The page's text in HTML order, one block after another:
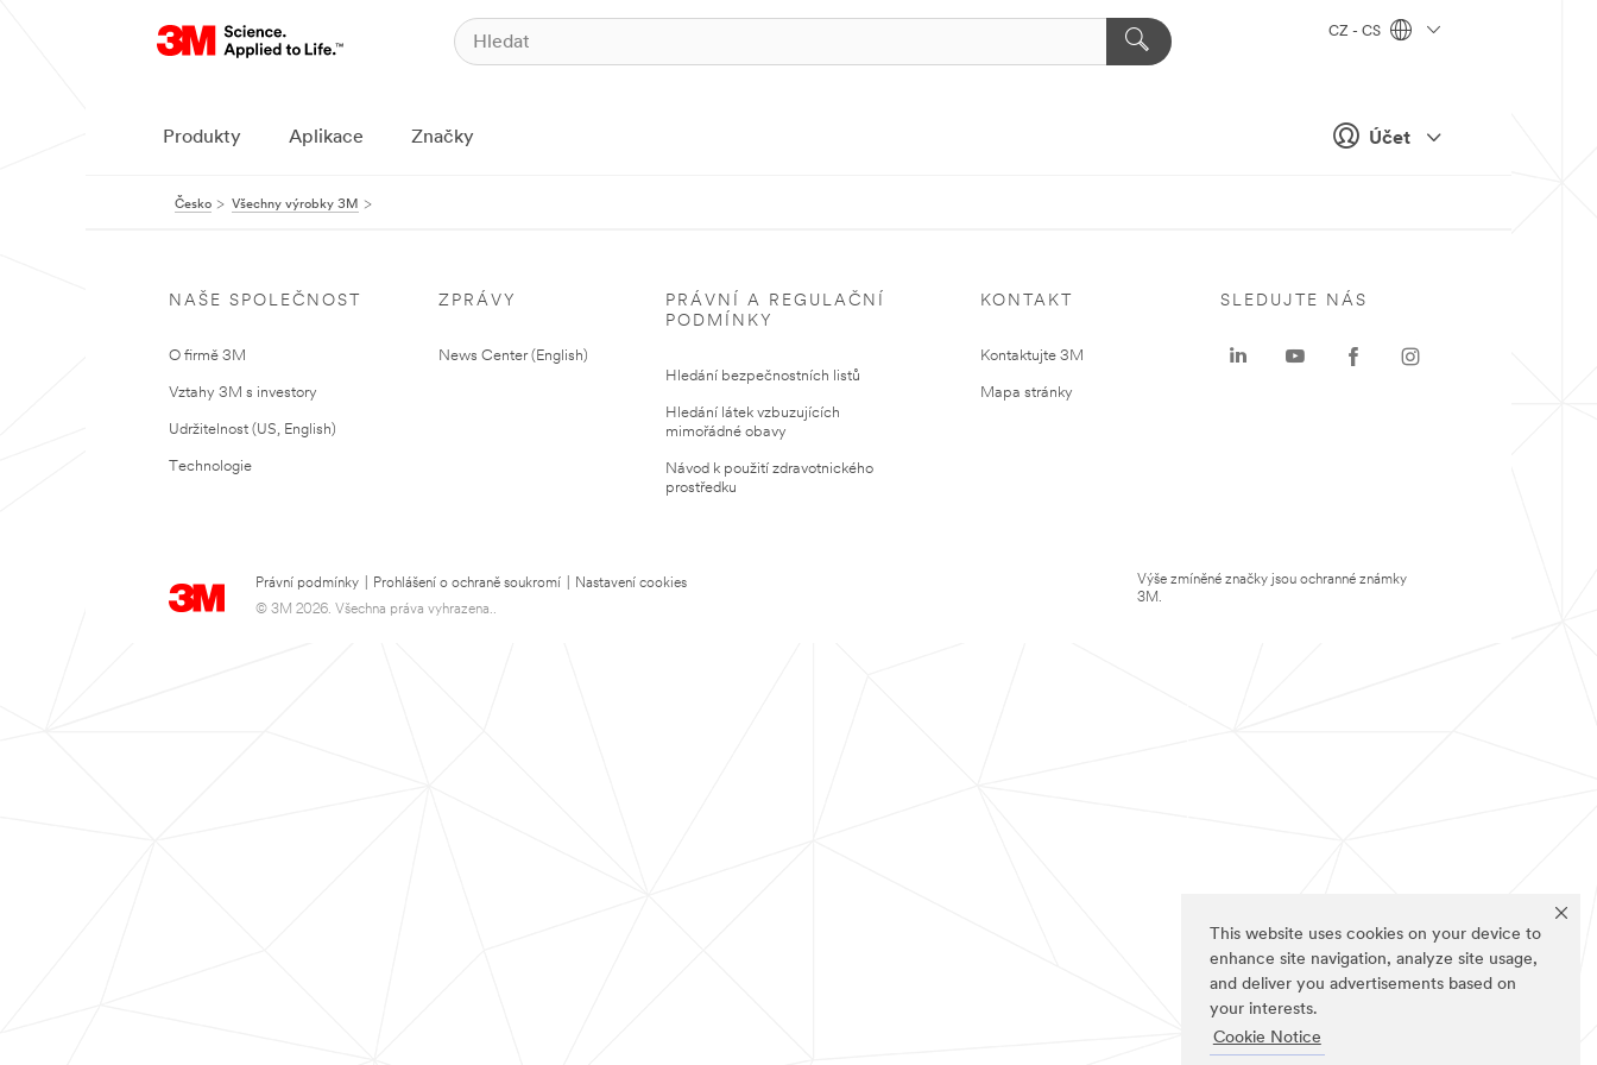
This website uses cookies on your device to
enhance site navigation, analyze site usage,
and deliver you advertisements based on
your interests.
Cookie Notice
Účet
CZ - CS
Produkty Aplikace Značky
Česko Všechny výrobky 3M
NAŠE SPOLEČNOST
O firmě 3M
Vztahy 3M s investory
Udržitelnost (US, English)
Technologie
ZPRÁVY
News Center (English)
PRÁVNÍ A REGULAČNÍ
PODMÍNKY
Hledání bezpečnostních listů
Hledání látek vzbuzujících
mimořádné obavy
Návod k použití zdravotnického
prostředku
KONTAKT
Kontaktujte 3M
Mapa stránky
Právní podmínky Prohlášení o ochraně soukromí
Nastavení cookies
© 3M 2026. Všechna práva vyhrazena..
SLEDUJTE NÁS
Výše zmíněné značky jsou ochranné známky
3M.